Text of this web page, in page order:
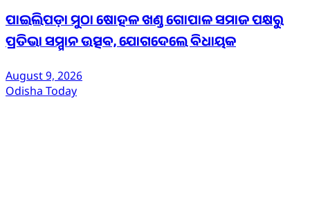
ପାଇଲିପଡ଼ା ମୁଠା ଷୋହଳ ଖଣ୍ଡ ଗୋପାଳ ସମାଜ ପକ୍ଷରୁ
ପ୍ରତିଭା ସମ୍ମାନ ଉତ୍ସବ, ଯୋଗଦେଲେ ବିଧାୟକ
August 9, 2026
Odisha Today